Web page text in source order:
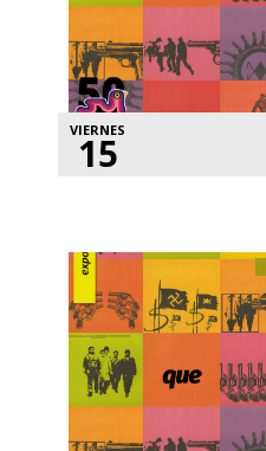
VIERNES
15